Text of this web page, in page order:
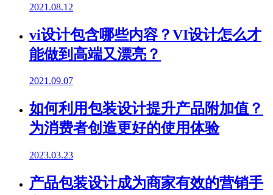
2021.08.12
vi设计包含哪些内容？VI设计怎么才
能做到高端又漂亮？
2021.09.07
如何利用包装设计提升产品附加值？
为消费者创造更好的使用体验
2023.03.23
产品包装设计成为商家有效的营销手